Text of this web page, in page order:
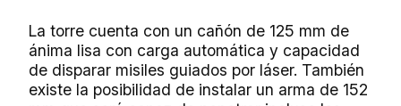
La torre cuenta con un cañón de 125 mm de
ánima lisa con carga automática y capacidad
de disparar misiles guiados por láser. También
existe la posibilidad de instalar un arma de 152